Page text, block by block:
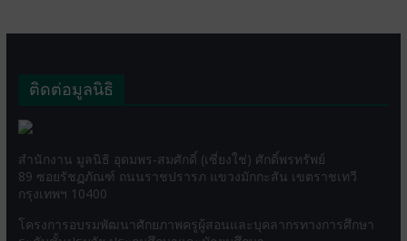
ติดต่อมูลนิธิ
สำนักงาน มูลนิธิ อุดมพร-สมศักดิ์ (เซี่ยงใช่) ศักดิ์พรทรัพย์
89 ซอยรัชฏภัณฑ์ ถนนราชปรารภ แขวงมักกะสัน เขตราชเทวี
กรุงเทพฯ 10400
โครงการอบรมพัฒนาศักยภาพครูผู้สอนและบุคลากรทางการศึกษา